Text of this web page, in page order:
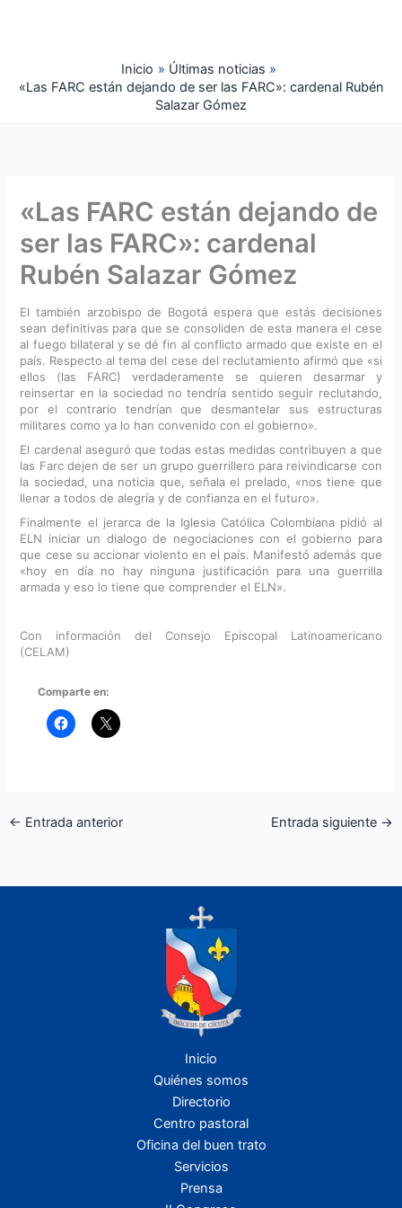
Inicio
Últimas noticias
«Las FARC están dejando de ser las FARC»: cardenal Rubén
Salazar Gómez
«Las FARC están dejando de
ser las FARC»: cardenal
Rubén Salazar Gómez
El también arzobispo de Bogotá espera que estás decisiones
sean definitivas para que se consoliden de esta manera el cese
al fuego bilateral y se dé fin al conflicto armado que existe en el
país. Respecto al tema del cese del reclutamiento afirmó que «si
ellos (las FARC) verdaderamente se quieren desarmar y
reinsertar en la sociedad no tendría sentido seguir reclutando,
por el contrario tendrían que desmantelar sus estructuras
militares como ya lo han convenido con el gobierno».
El cardenal aseguró que todas estas medidas contribuyen a que
las Farc dejen de ser un grupo guerrillero para reivindicarse con
la sociedad, una noticia que, señala el prelado, «nos tiene que
llenar a todos de alegría y de confianza en el futuro».
Finalmente el jerarca de la Iglesia Católica Colombiana pidió al
ELN iniciar un dialogo de negociaciones con el gobierno para
que cese su accionar violento en el país. Manifestó además que
«hoy en día no hay ninguna justificación para una guerrilla
armada y eso lo tiene que comprender el ELN».
Con información del Consejo Episcopal Latinoamericano
(CELAM)
Comparte en:
← Entrada anterior Entrada siguiente →
Inicio
Quiénes somos
Directorio
Centro pastoral
Oficina del buen trato
Servicios
Prensa